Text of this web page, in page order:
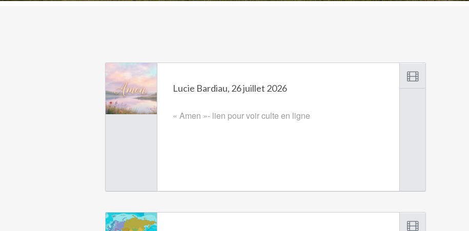
Lucie Bardiau, 26 juillet 2026
« Amen »- lien pour voir culte en ligne